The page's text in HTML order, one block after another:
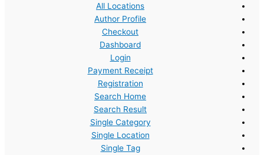
All Locations
Author Profile
Checkout
Dashboard
Login
Payment Receipt
Registration
Search Home
Search Result
Single Category
Single Location
Single Tag